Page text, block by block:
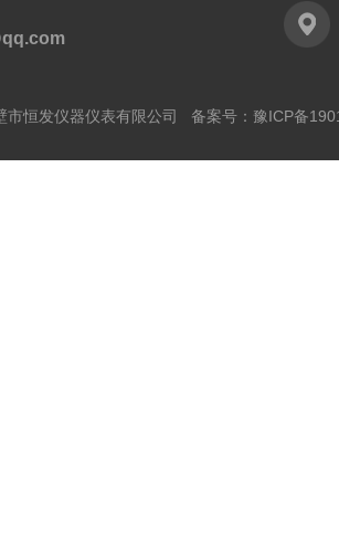
市恒发仪器仪表有限公司 备案号： 豫ICP备